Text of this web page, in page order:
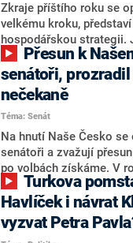
Zkraje příštího roku se
velkému kroku,
hospodářskou strategii.
stárnutí populace, řekl
nový předseda lidovců
senátních volbách
aktivitu opozice, o níž
komentátoři mluví jako o
úmorná práce
námi navíc nechodí do
svoje témata,“
NEWS.
senátoři, prozradil
nečekaně
Téma: Senát
Na hnutí Naše Česko
senátoři a zvažují
po volbách získáme. V
NEWS to řekl zakladatel
Martin Kuba. Konkrétní
například senátora
součástí klubu ODS a
Havlíček i návrat
vyzvat Petra